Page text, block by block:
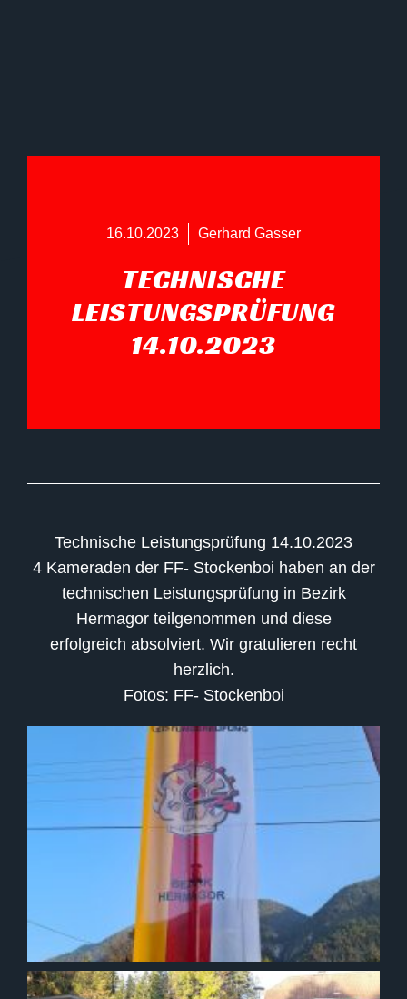
16.10.2023 Gerhard Gasser
TECHNISCHE
LEISTUNGSPRÜFUNG
14.10.2023
Technische Leistungsprüfung 14.10.2023
4 Kameraden der FF- Stockenboi haben an der
technischen Leistungsprüfung in Bezirk
Hermagor teilgenommen und diese
erfolgreich absolviert. Wir gratulieren recht
herzlich.
Fotos: FF- Stockenboi